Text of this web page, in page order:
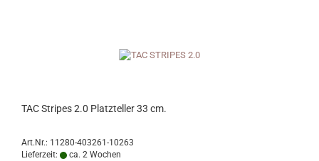
TAC Stripes 2.0 Platzteller 33 cm.
Art.Nr.: 11280-403261-10263
Lieferzeit:
ca. 2 Wochen